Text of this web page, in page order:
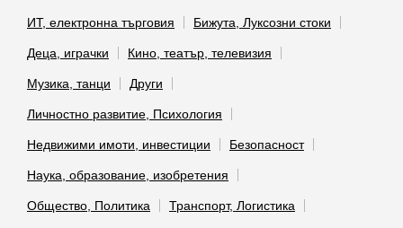
ИТ, електронна търговия Бижута, Луксозни стоки
Деца, играчки Кино, театър, телевизия
Музика, танци Други
Личностно развитие, Психология
Недвижими имоти, инвестиции Безопасност
Наука, образование, изобретения
Общество, Политика Транспорт, Логистика